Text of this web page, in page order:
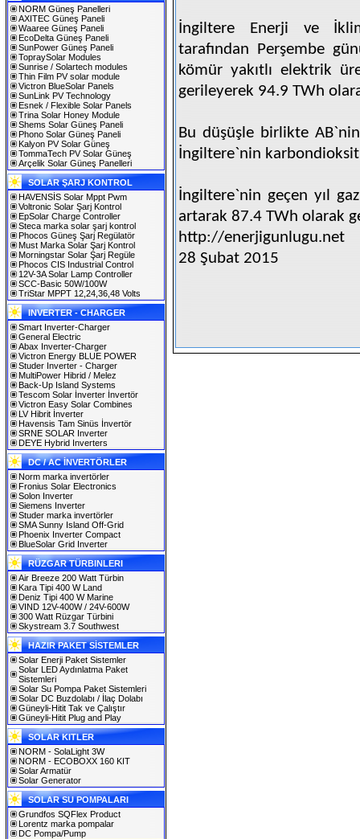
NORM Güneş Panelleri
AXITEC Güneş Paneli
Waaree Güneş Paneli
EcoDelta Güneş Paneli
SunPower Güneş Paneli
TopraySolar Modules
Sunrise / Solartech modules
Thin Film PV solar module
Victron BlueSolar Panels
SunLink PV Technology
Esnek / Flexible Solar Panels
Trina Solar Honey Module
Shems Solar Güneş Paneli
Phono Solar Güneş Paneli
Kalyon PV Solar Güneş
TommaTech PV Solar Güneş
Arçelik Solar Güneş Panelleri
SOLAR ŞARJ KONTROL
HAVENSİS Solar Mppt Pwm
Voltronic Solar Şarj Kontrol
EpSolar Charge Controller
Steca marka solar şarj kontrol
Phocos Güneş Şarj Regülatör
Must Marka Solar Şarj Kontrol
Morningstar Solar Şarj Regüle
Phocos CIS Industrial Control
12V-3A Solar Lamp Controller
SCC-Basic 50W/100W
TriStar MPPT 12,24,36,48 Volts
INVERTER - CHARGER
Smart Inverter-Charger
General Electric
Abax Inverter-Charger
Victron Energy BLUE POWER
Studer Inverter - Charger
MultiPower Hibrid / Melez
Back-Up Island Systems
Tescom Solar İnverter İnvertör
Victron Easy Solar Combines
LV Hibrit İnverter
Havensis Tam Sinüs İnvertör
SRNE SOLAR Inverter
DEYE Hybrid Inverters
DC / AC İNVERTÖRLER
Norm marka invertörler
Fronius Solar Electronics
Solon Inverter
Siemens Inverter
Studer marka invertörler
SMA Sunny Island Off-Grid
Phoenix Inverter Compact
BlueSolar Grid Inverter
RÜZGAR TÜRBINLERI
Air Breeze 200 Watt Türbin
Kara Tipi 400 W Land
Deniz Tipi 400 W Marine
VIND 12V-400W / 24V-600W
300 Watt Rüzgar Türbini
Skystream 3.7 Southwest
HAZIR PAKET SİSTEMLER
Solar Enerji Paket Sistemler
Solar LED Aydınlatma Paket
Sistemleri
Solar Su Pompa Paket Sistemleri
Solar DC Buzdolabı / İlaç Dolabı
Güneyli-Hitit Tak ve Çalıştır
Güneyli-Hitit Plug and Play
SOLAR KITLER
NORM - SolaLight 3W
NORM - ECOBOXX 160 KIT
Solar Armatür
Solar Generator
SOLAR SU POMPALARI
Grundfos SQFlex Product
Lorentz marka pompalar
DC Pompa/Pump
İngiltere Enerji ve
tarafından Perşembe
kömür yakıtlı elektrik
gerileyerek 94.9 TWh
Bu düşüşle birlikte
İngiltere`nin karbondioksit
İngiltere`nin geçen yıl
artarak 87.4 TWh olarak
http://enerjigunlugu.net
28 Şubat 2015